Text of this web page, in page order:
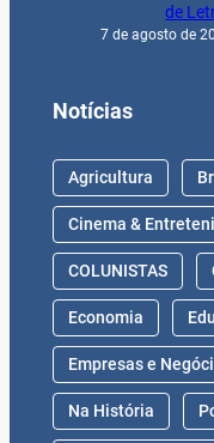
de
7 de agosto de
Notícias
Agricultura
Cinema &
COLUNISTAS
Economia
Empresas e
Na História